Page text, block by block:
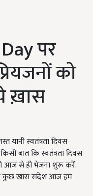
पर
को
ख़ास
यानी स्वतंत्रता दिवस
बात कि स्वतंत्रता दिवस
आज से ही भेजना शुरू करें.
कुछ खास संदेश आज हम